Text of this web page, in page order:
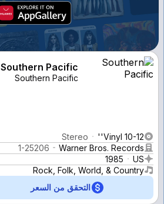
Southern Pacific
Southern Pacific
Vinyl 10-12''
Stereo
Warner Bros. Records
1-25206
US
1985
Rock, Folk, World, & Country
التحقق من السعر